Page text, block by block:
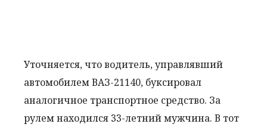
Уточняется, что водитель, управлявший
автомобилем ВАЗ-21140, буксировал
аналогичное транспортное средство. За
рулем находился 33-летний мужчина. В тот